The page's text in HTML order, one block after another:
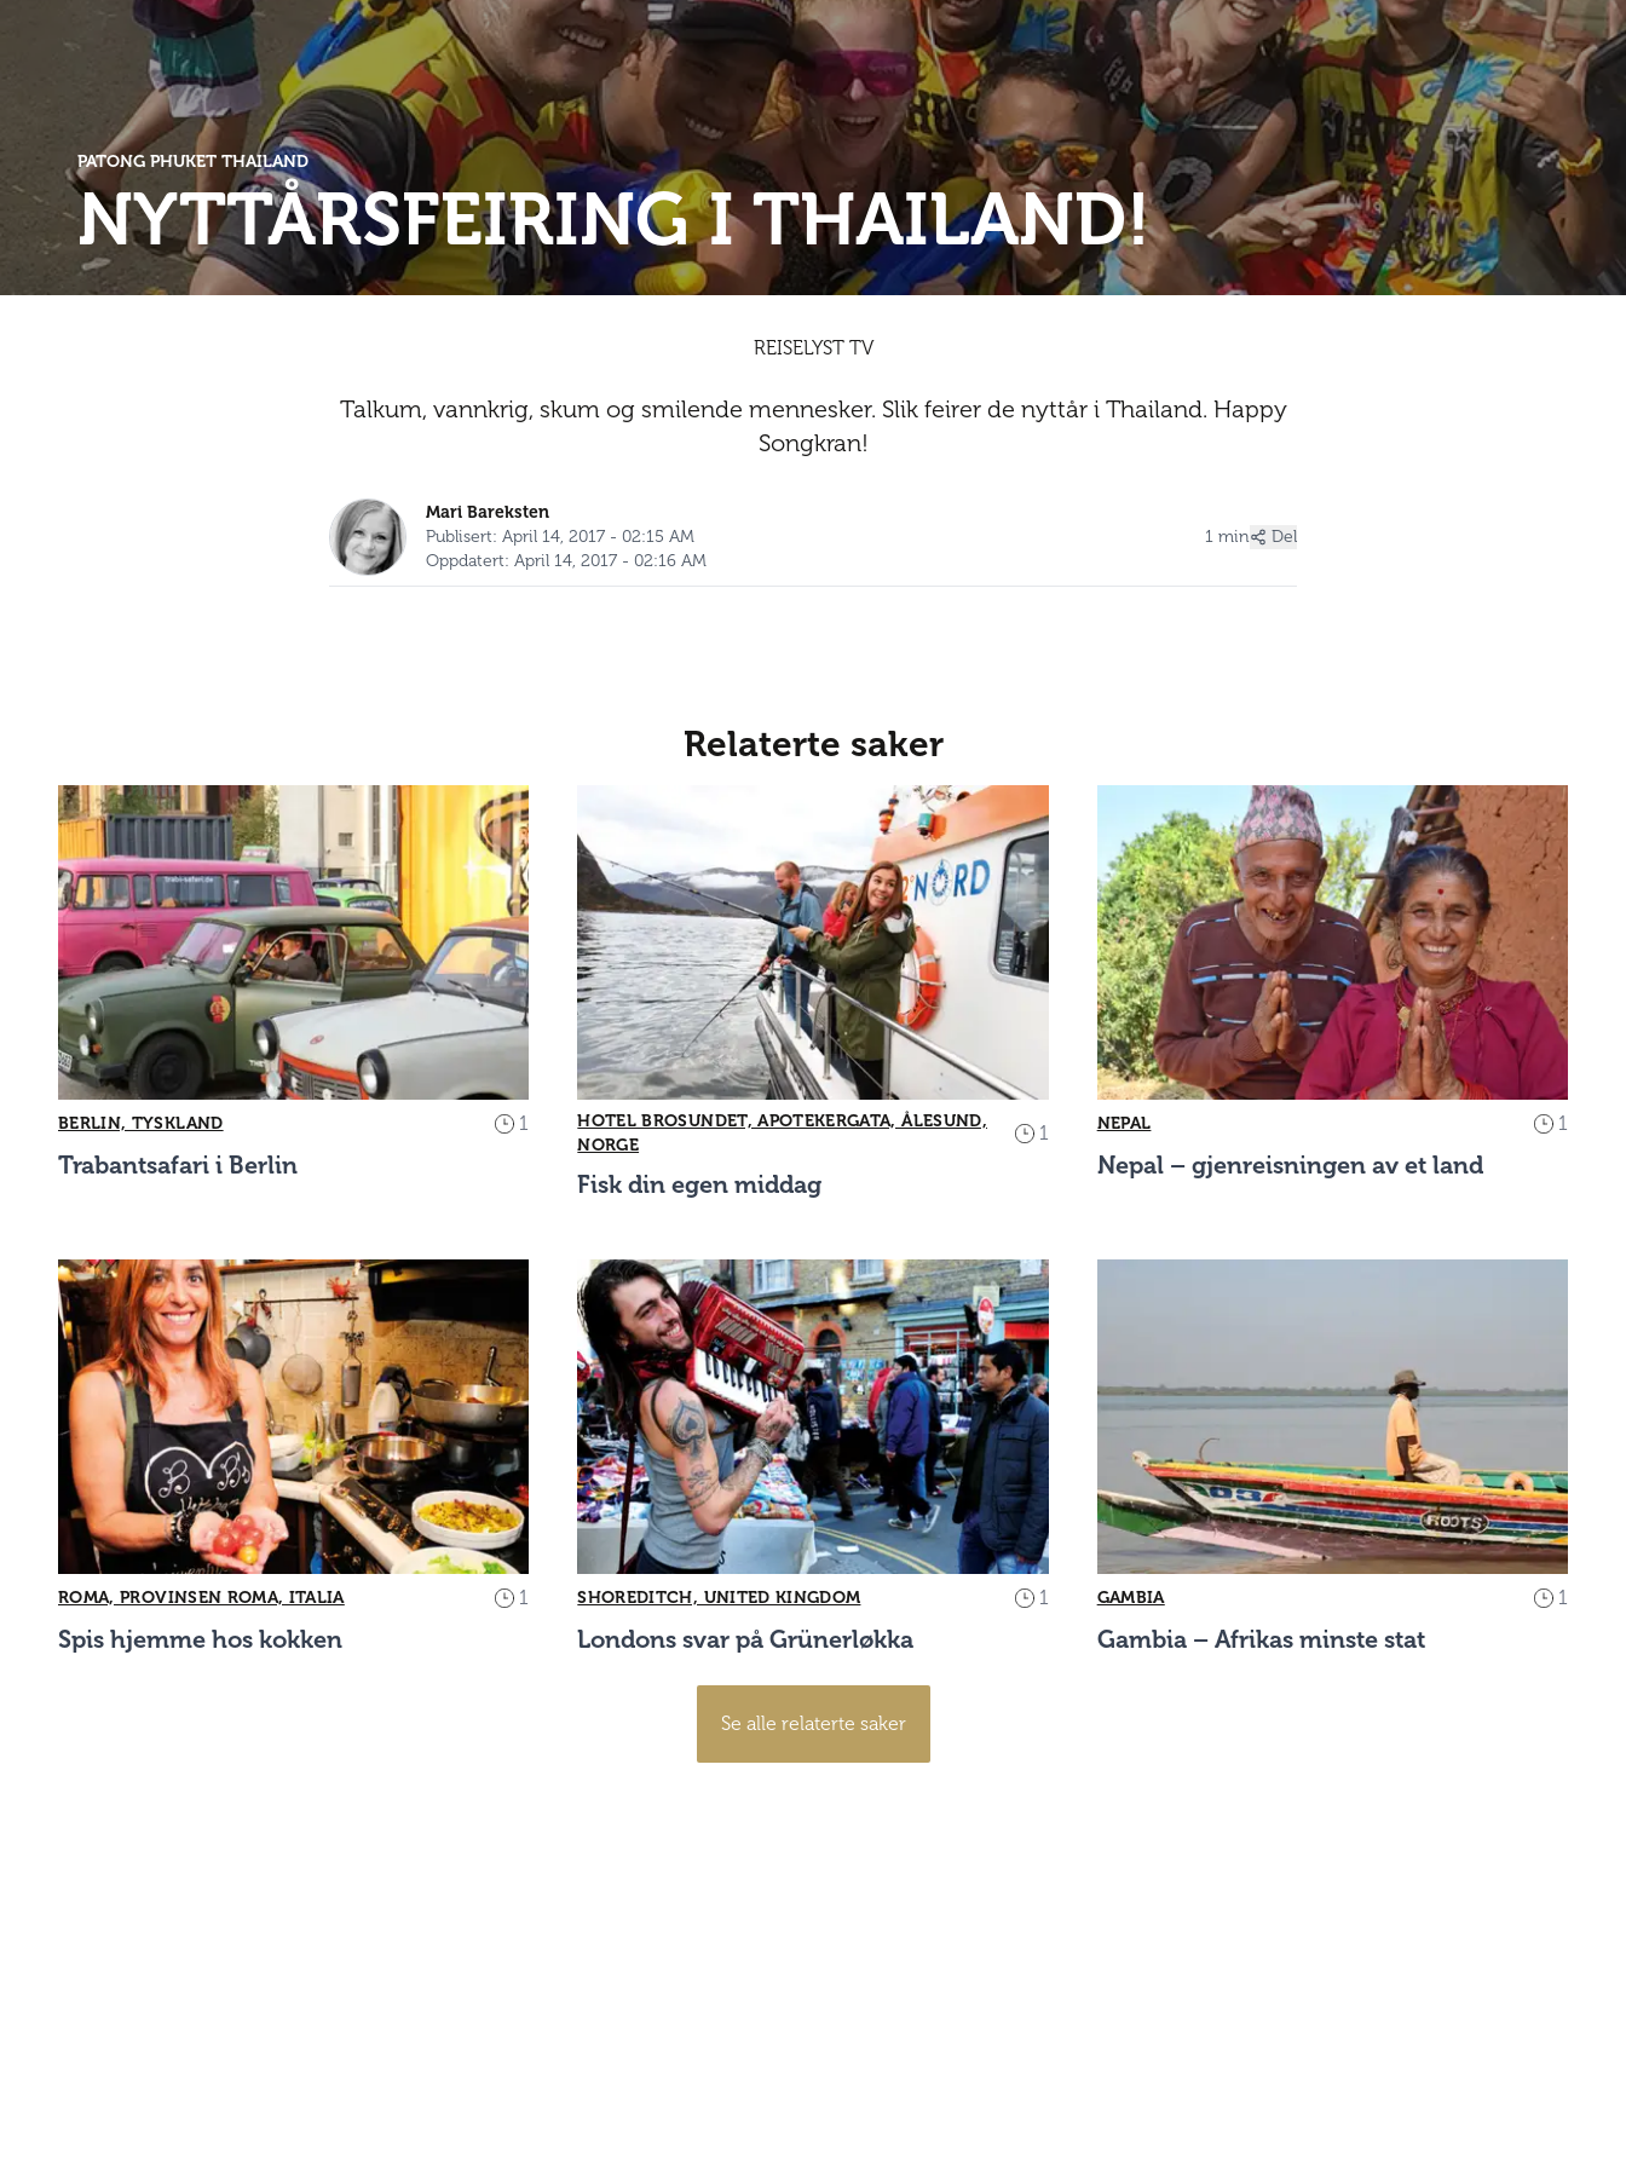
PATONG PHUKET THAILAND
NYTTÅRSFEIRING I THAILAND!
REISELYST TV
Talkum, vannkrig, skum og smilende mennesker. Slik feirer de nyttår i Thailand. Happy
Songkran!
Mari Bareksten
Publisert: April 14, 2017 - 02:15 AM
Oppdatert: April 14, 2017 - 02:16 AM
1 min Del
Relaterte saker
BERLIN, TYSKLAND 1
Trabantsafari i Berlin
HOTEL BROSUNDET, APOTEKERGATA, ÅLESUND,
NORGE
1
Fisk din egen middag
NEPAL 1
Nepal – gjenreisningen av et land
ROMA, PROVINSEN ROMA, ITALIA 1
Spis hjemme hos kokken
SHOREDITCH, UNITED KINGDOM 1
Londons svar på Grünerløkka
GAMBIA 1
Gambia – Afrikas minste stat
Se alle relaterte saker